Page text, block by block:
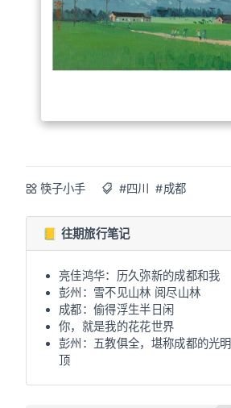
筷子小手 #四川 #成都
📒 往期旅行笔记
亮佳鸿华：历久弥新的成都和我
彭州：雪不见山林 阅尽山林
成都：偷得浮生半日闲
你，就是我的花花世界
彭州：五教俱全，堪称成都的光明
顶